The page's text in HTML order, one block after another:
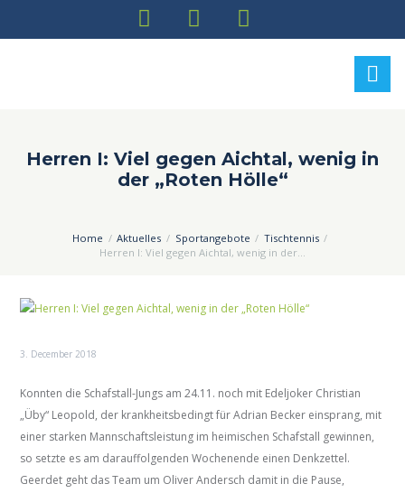
Herren I: Viel gegen Aichtal, wenig in
der „Roten Hölle“
Home Aktuelles Sportangebote
Tischtennis
Herren I: Viel gegen Aichtal, wenig in der...
3. December 2018
Konnten die Schafstall-Jungs am 24.11. noch mit Edeljoker Christian
„Üby“ Leopold, der krankheitsbedingt für Adrian Becker einsprang, mit
einer starken Mannschaftsleistung im heimischen Schafstall gewinnen,
so setzte es am darauffolgenden Wochenende einen Denkzettel.
Geerdet geht das Team um Oliver Andersch damit in die Pause,